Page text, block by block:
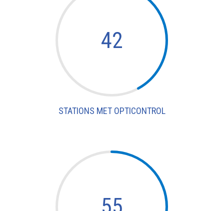
42
STATIONS MET OPTICONTROL